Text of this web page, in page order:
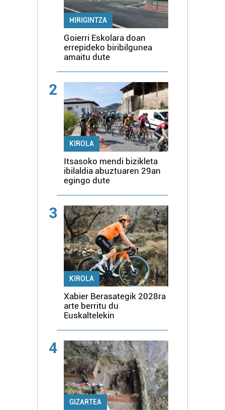
HIRIGINTZA
Goierri Eskolara doan
errepideko biribilgunea
amaitu dute
2
KIROLA
Itsasoko mendi bizikleta
ibilaldia abuztuaren 29an
egingo dute
3
KIROLA
Xabier Berasategik 2028ra
arte berritu du
Euskaltelekin
4
GIZARTEA